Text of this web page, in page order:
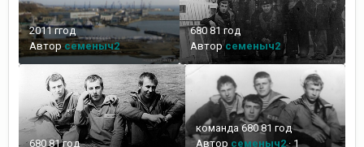
2011 ггод
Авторсеменыч2
680 81 год
Авторсеменыч2
680 81 год
команда 680 81 год
Автор семеныч2·1